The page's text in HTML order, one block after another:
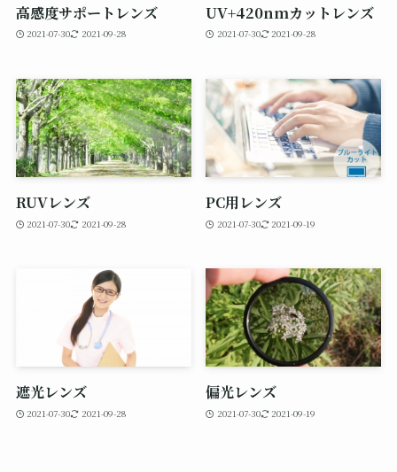
高感度サポートレンズ
2021-07-30 2021-09-28
UV+420nmカットレンズ
2021-07-30 2021-09-28
RUVレンズ
2021-07-30 2021-09-28
PC用レンズ
2021-07-30 2021-09-19
遮光レンズ
2021-07-30 2021-09-28
偏光レンズ
2021-07-30 2021-09-19